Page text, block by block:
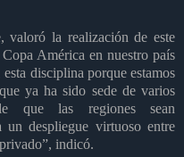
valoró la realización de este
América en nuestro país
disciplina porque estamos
ya ha sido sede de varios
que las regiones sean
un despliegue virtuoso entre
indicó.